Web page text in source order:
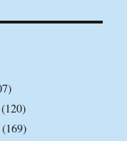
(120)
(169)